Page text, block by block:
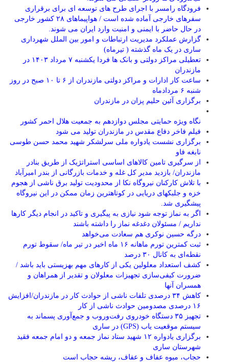
فرودگاه رامسر با اجرای طرح های توسعه ای برای برقراری
سفرهای خارجی آماده شده است / هواپیماهای ۲۸ کشور خارجی
در حال حاضر با ایمنی و امنیت وارد ایران می شوند.
گزارش عملکرد مدیریت ارتباطات و امور بین الملل شهرداری
ساری در یک ماه گذشته ( تیرماه)
تعطیلی مراکز دولتی و بانک ها فردا یکشنبه ۷ مرداد ۱۴۰۳ در
مازندران
ساعت کار ادارات و مراکز دولتی مازندران از ۶ تا ۱۰ صبح در روز
شنبه ۶ مردادماه
برگزاری آئین حلیم پزان در مازندران
نگاه ویژه حمایتی مجلس دوازدهم به جمعیت هلال احمر کشور
فیلم فاخر دفاع مقدس در مازندران تولید می شود
برگزاری نشست یادواره ملی سرلشکر شهید محمد حسن طوسی
نابغه فاو
از سرگیری تامین کالاهای اساسی استراتژیک از طریق بنادر
مازندران/ بازدید مدیر کل غله و خدمات بازرگانی از بندر امیرآباد
با تلاش کارکنان نیروگاه نکا از محدودیت تولید برق ناشی از هجوم
خزه و جلبکهای دریایی در کوتاهترین زمان ممکن در این نیروگاه
پیشگیری شد.
اگر به نماز توجه شود نیازی به پیگیری و تاکید در انجام دیگر کارها
نداریم / مسئولان دغدغه نماز را داشته باشند
درگه حسین نوکری هم سعادت می‌خواهد
ثبت کمترین تورم ماهانه ۱۶ ماه اخیر در تیر ماه/ سقوط تورم
نقطه‌ای به کانال ۳۰ درصد
کشف استعداد معلولین یکی از کارهای مهم بهزیستی باید باشد /
ضرورت کیفی‌سازی تجهیزات معلولان و تقدیر از همراهان و
همسران آنها
کاهش ۳۴ درصدی تلفات ناشی از حوادث كار در مازندران/افزایش
۱۶ درصدی مصدومین حوادث ناشی از کار
تجهیز ۳۵ دستگاه خودروی رفت‌وروب و جمع‌آوری پسماند به
سیستم موقعیت یاب (GPS) در ساری
برگزاری یادواره ۱۲ شهید ستاد نماز جمعه و دو امام جمعه فقید
شهرستان ساری
حجاب، میوه عفاف و عفاف، ریشه حجاب است